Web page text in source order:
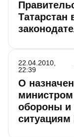
Татарстан
О
обороны
ситуациям
22.04.2010,
22:39